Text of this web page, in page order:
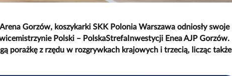
Gorzów, koszykarki SKK Polonia Warszawa odniosły swoje
Polski – PolskaStrefaInwestycji Enea AJP Gorzów.
porażkę z rzędu w rozgrywkach krajowych i trzecią, licząc także